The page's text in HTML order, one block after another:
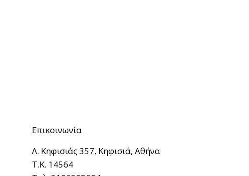
Επικοινωνία
Λ. Κηφισιάς 357, Κηφισιά, Αθήνα
Τ.Κ. 14564